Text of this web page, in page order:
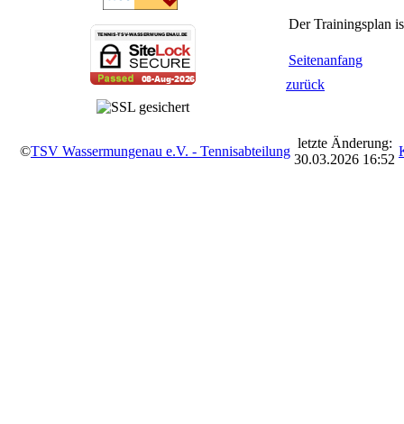
Der Trainingsplan
Seitenanfang
zurück
©TSV Wassermungenau e.V. - Tennisabteilung
letzte Änderung:
30.03.2026 16:52